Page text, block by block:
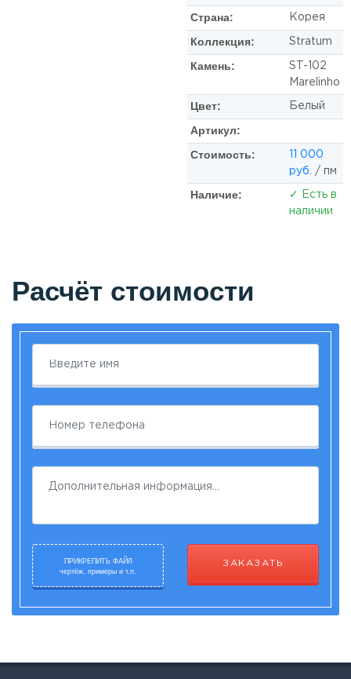
Страна: Корея
Коллекция: Stratum
Камень:
ST-102
Marelinho
Цвет: Белый
Артикул:
Стоимость:
11 000
руб.
/ пм
Наличие:
✓ Есть в
наличии
Расчёт стоимости
ПРИКРЕПИТЬ ФАЙЛ
чертёж, примеры и т.п.
ЗАКАЗАТЬ